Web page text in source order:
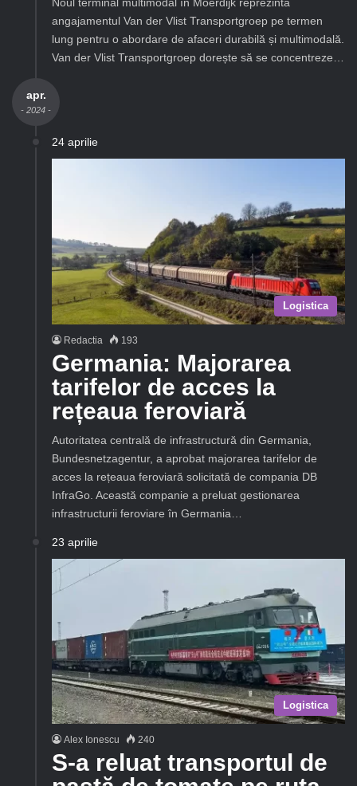
angajamentul Van der Vlist Transportgroep pe termen
lung pentru o abordare de afaceri durabilă și multimodală.
Van der Vlist Transportgroep dorește să se concentreze…
apr.
- 2024 -
24 aprilie
Logistica
Redactia 193
Germania: Majorarea
tarifelor de acces la
rețeaua feroviară
Autoritatea centrală de infrastructură din Germania,
Bundesnetzagentur, a aprobat majorarea tarifelor de
acces la rețeaua feroviară solicitată de compania DB
InfraGo. Această companie a preluat gestionarea
infrastructurii feroviare în Germania…
23 aprilie
Logistica
Alex Ionescu 240
S-a reluat transportul de